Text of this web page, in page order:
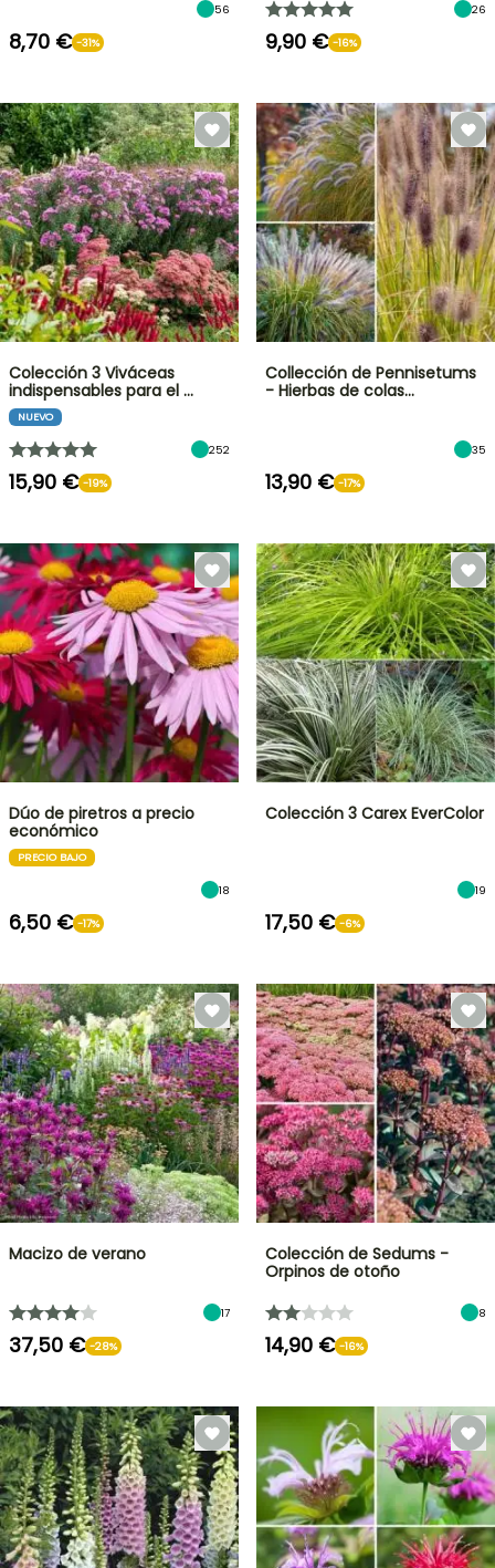
56
8,70 € -31%
26
9,90 € -16%
Colección 3 Viváceas
indispensables para el …
NUEVO
252
15,90 € -19%
Collección de Pennisetums
- Hierbas de colas…
35
13,90 € -17%
Dúo de piretros a precio
económico
PRECIO BAJO
18
6,50 € -17%
Colección 3 Carex EverColor
19
17,50 € -6%
Macizo de verano
17
37,50 € -28%
Colección de Sedums -
Orpinos de otoño
8
14,90 € -16%